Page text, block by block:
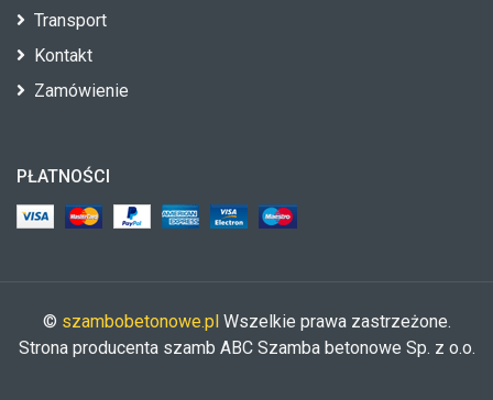
Transport
Kontakt
Zamówienie
PŁATNOŚCI
© szambobetonowe.plWszelkie prawa zastrzeżone.
Strona producenta szamb ABC Szamba betonowe Sp. z o.o.